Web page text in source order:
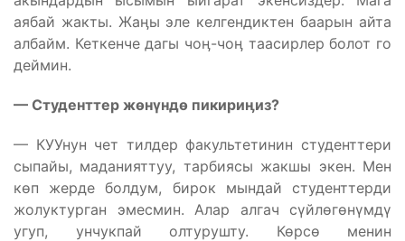
аябай жакты. Жаӊы эле келгендиктен баарын айта
албайм. Кеткенче дагы чоӊ-чоӊ таасирлер болот го
деймин.
— Студенттер жөнүндө пикириӊиз?
— КУУнун чет тилдер факультетинин студенттери
сыпайы, маданияттуу, тарбиясы жакшы экен. Мен
көп жерде болдум, бирок мындай студенттерди
жолуктурган эмесмин. Алар алгач сүйлөгөнүмдү
угуп, унчукпай олтурушту. Көрсө менин